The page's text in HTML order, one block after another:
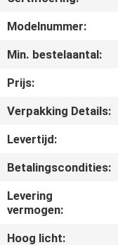
CONTACTEER
ONS
VERZOEK
CITAAT
SITEMAP
Modelnummer:
Min. bestelaantal:
Prijs:
Verpakking Details:
Levertijd:
Betalingscondities:
Levering
vermogen:
Hoog licht: